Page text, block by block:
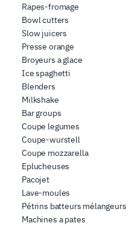
Rapes-fromage
Bowl cutters
Slow juicers
Presse orange
Broyeurs a glace
Ice spaghetti
Blenders
Milkshake
Bar groups
Coupe legumes
Coupe-wurstell
Coupe mozzarella
Eplucheuses
Pacojet
Lave-moules
Pétrins batteurs mélangeurs
Machines a pates